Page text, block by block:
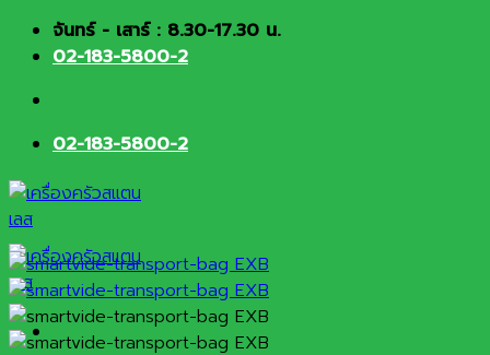
Skip จันทร์ - เสาร์ : 8.30-17.30 น.
02-183-5800-2
02-183-5800-2